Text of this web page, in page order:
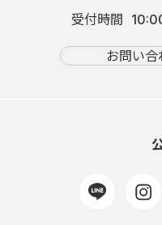
受付時間
お問い合